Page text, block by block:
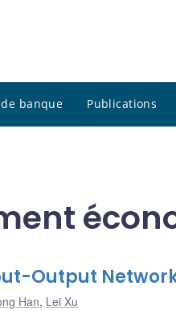
banque Publications
Output
Han, Lei Xu